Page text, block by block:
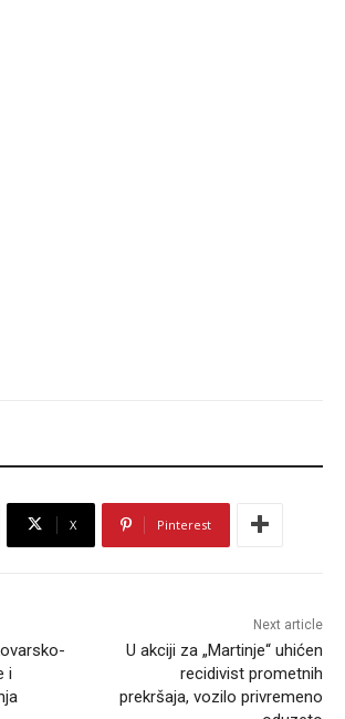
X Pinterest
i
Next article
U akciji za „Martinje“ uhićen
recidivist prometnih
prekršaja, vozilo privremeno